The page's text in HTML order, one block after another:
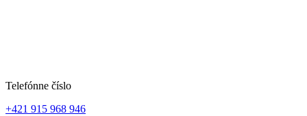
Telefónne číslo
+421 915 968 946